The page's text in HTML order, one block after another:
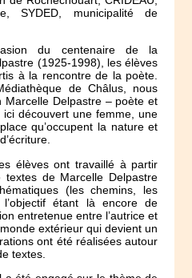
SYDED, municipalité de
du centenaire de la
(1925-1998), les élèves
à la rencontre de la poète.
de Châlus, nous
Marcelle Delpastre – poète et
découvert une femme, une
qu’occupent la nature et
élèves ont travaillé à partir
textes de Marcelle Delpastre
(les chemins, les
étant là encore de
entretenue entre l’autrice et
extérieur qui devient un
ont été réalisées autour
textes.